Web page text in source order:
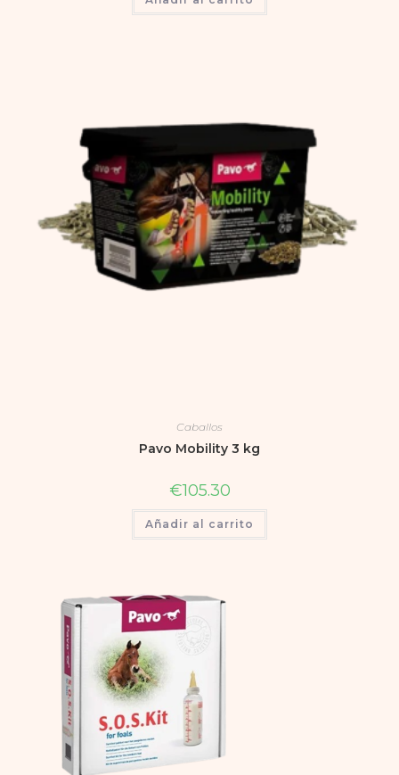
Caballos
Pavo Mobility 3 kg
€105.30
Añadir al carrito